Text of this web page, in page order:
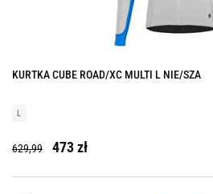
KURTKA CUBE ROAD/XC MULTI L NIE/SZA
L
629,99 473 zł